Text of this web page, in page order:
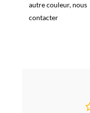
autre couleur, nous
contacter